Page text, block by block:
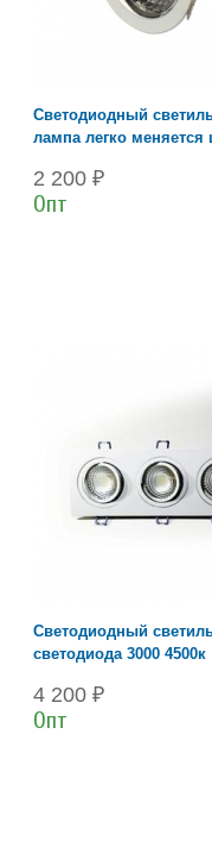
Светодиодный
лампа легко меняется
2 200 ₽
Опт
Светодиодный
светодиода 3000 4500к
4 200 ₽
Опт